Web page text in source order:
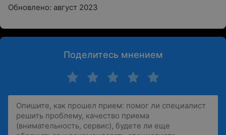
Обновлено: август 2023
Поделитесь мнением